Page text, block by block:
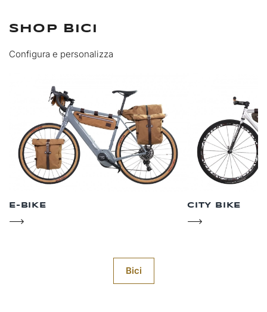
SHOP BICI
Configura e personalizza
E-BIKE CITY BIKE
Bici